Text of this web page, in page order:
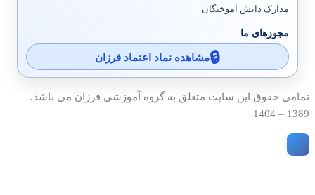
مدارک دانش آموختگان
مجوزهای ما
مشاهده نماد اعتماد فرزان
تمامی حقوق این سایت متعلق به گروه آموزشی فرزان می باشد.
1389 – 1404